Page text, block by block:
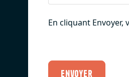
En cliquant